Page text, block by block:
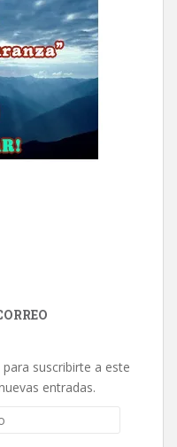
suscribirte a este
entradas.